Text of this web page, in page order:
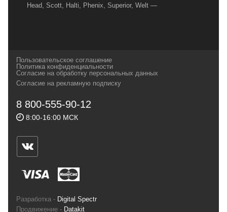
Head, Scott, Halti, Phenix, Superior, Welt —
и взыскательных путешественников,
спортсменов и отдыхающих.
Геннадьевич
ИНН 590300057023 ОГРН 304590319000121
ул.Советская, 25, магазин Басег.
Тел./факс (342) 2101242
Пользовательское соглашение
Политика конфиденциальности
Согласие на обработку персональных данных
Согласие на рекламную подписку
8 800-555-90-12
8:00-16:00 МСК
Разработка - Digital Spectr
Продвижение - Datakit